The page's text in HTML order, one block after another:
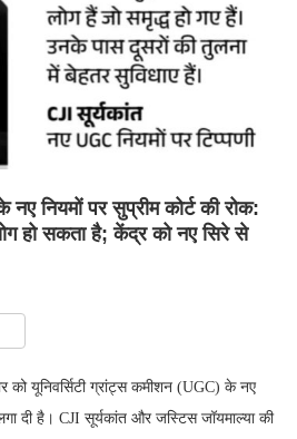
नियमों पर सुप्रीम कोर्ट की रोक:
हो सकता है; केंद्र को नए सिरे से
को यूनिवर्सिटी ग्रांट्स कमीशन (UGC) के नए
दी है। CJI सूर्यकांत और जस्टिस जॉयमाल्या की